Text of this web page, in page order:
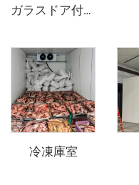
ガラスドア付きディスプレイ冷蔵庫
冷凍庫室